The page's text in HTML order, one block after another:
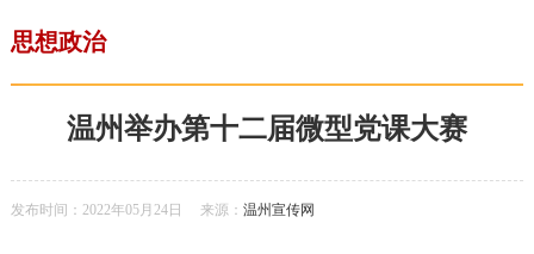
思想政治
温州举办第十二届微型党课大赛
发布时间：2022年05月24日 来源： 温州宣传网